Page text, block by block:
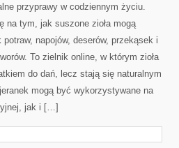
przyprawy w codziennym życiu.
na tym, jak suszone zioła mogą
napojów, deserów, przekąsek i
To zielnik online, w którym zioła
do dań, lecz stają się naturalnym
mogą być wykorzystywane na
jak i […]